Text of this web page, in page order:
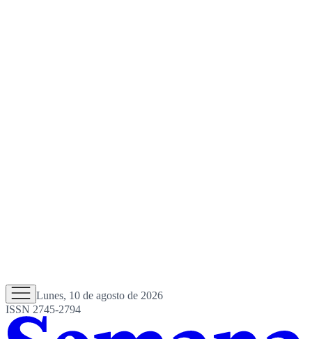
Lunes, 10 de agosto de 2026
ISSN 2745-2794